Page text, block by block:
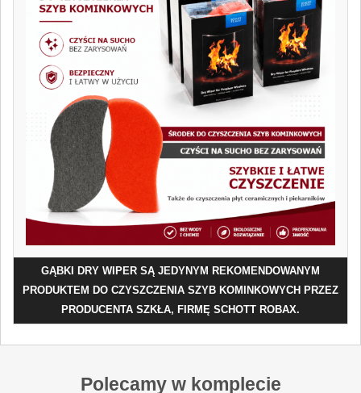
GĄBKI DRY WIPER SĄ JEDYNYM REKOMENDOWANYM
PRODUKTEM DO CZYSZCZENIA SZYB KOMINKOWYCH PRZEZ
PRODUCENTA SZKŁA, FIRMĘ SCHOTT ROBAX.
Polecamy w komplecie